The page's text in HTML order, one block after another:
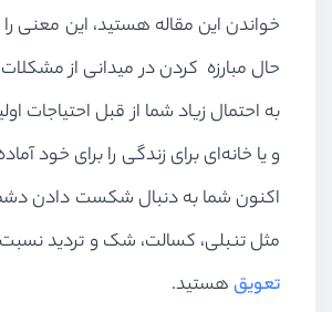
خواندن این مقاله هستید، این معنی
حال مبارزه کردن در میدانی از
به احتمال زیاد شما از قبل احتیاجات
و یا خانه‌ای برای زندگی را برای خود
اکنون شما به دنبال شکست دادن
مثل تنبلی، کسالت، شک و تردید
تعویقهستید.